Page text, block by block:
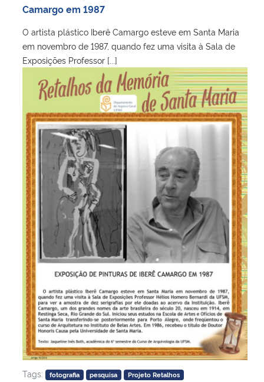
Camargo em 1987
O artista plástico Iberê Camargo esteve em Santa Maria
em novembro de 1987, quando fez uma visita à Sala de
Exposições Professor [...]
Tags: fotografia pesquisa Projeto Retalhos